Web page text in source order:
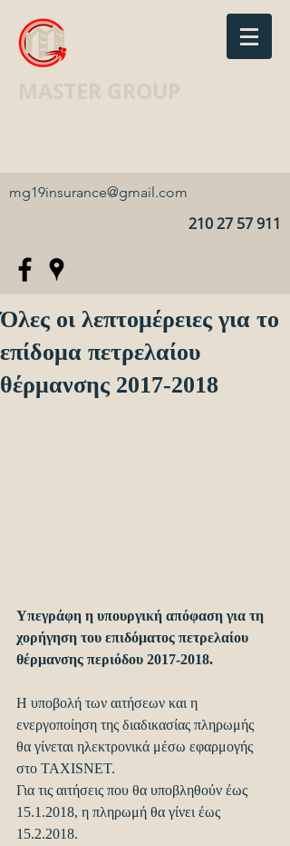
mg19insurance@gmail.com
210 27 57 911
Όλες οι λεπτομέρειες για το
επίδομα πετρελαίου
θέρμανσης 2017-2018
Υπεγράφη η υπουργική απόφαση για τη
χορήγηση του επιδόματος πετρελαίου
θέρμανσης περιόδου 2017-2018.
Η υποβολή των αιτήσεων και η
ενεργοποίηση της διαδικασίας πληρωμής
θα γίνεται ηλεκτρονικά μέσω εφαρμογής
στο TAXISNET.
Για τις αιτήσεις που θα υποβληθούν έως
15.1.2018, η πληρωμή θα γίνει έως
15.2.2018.